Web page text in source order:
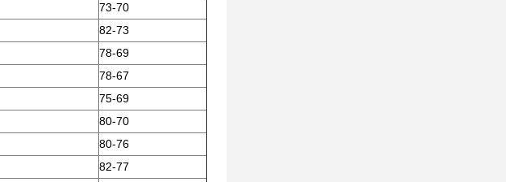
73-70
82-73
78-69
78-67
75-69
80-70
80-76
82-77